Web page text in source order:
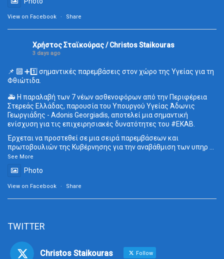
View on Facebook · Share
Χρήστος Σταϊκούρας / Christos Staikouras
3 days ago
📌 🔟 ➕1️⃣ σημαντικές παρεμβάσεις στον χώρο της Υγείας για τη
Φθιώτιδα.
🚑 Η παραλαβή των 7 νέων ασθενοφόρων από την Περιφέρεια
Στερεάς Ελλάδας, παρουσία του Υπουργού Υγείας Άδωνις
Γεωργιάδης - Adonis Georgiadis, αποτελεί μια σημαντική
ενίσχυση για τις επιχειρησιακές δυνατότητες του #ΕΚΑΒ.
Έρχεται να προστεθεί σε μια σειρά παρεμβάσεων και
πρωτοβουλιών της Κυβέρνησης για την αναβάθμιση των υπηρ ...
See More
Photo
View on Facebook · Share
TWITTER
Christos Staikouras Follow